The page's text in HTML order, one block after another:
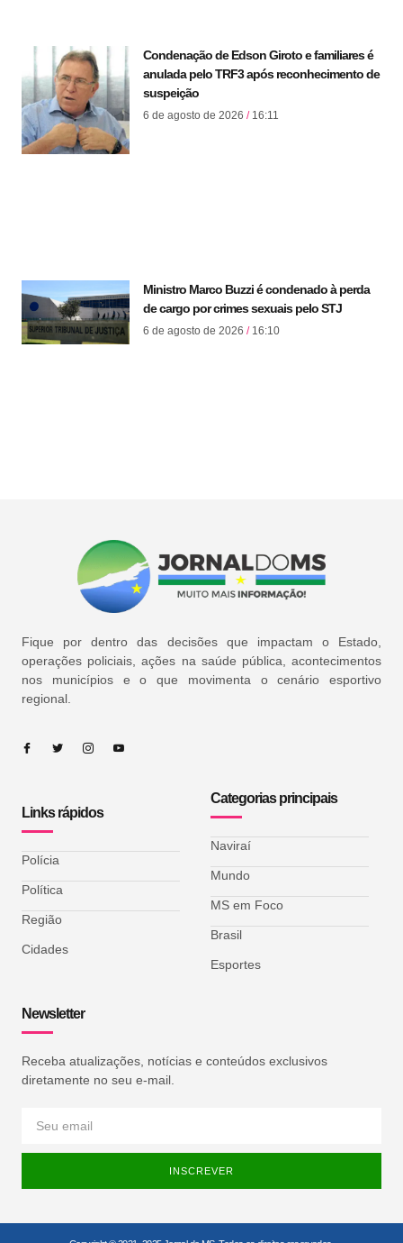
Condenação de Edson Giroto e familiares é
anulada pelo TRF3 após reconhecimento de
suspeição
6 de agosto de 2026 16:11
Ministro Marco Buzzi é condenado à perda
de cargo por crimes sexuais pelo STJ
6 de agosto de 2026 16:10
Fique por dentro das decisões que impactam o Estado,
operações policiais, ações na saúde pública, acontecimentos
nos municípios e o que movimenta o cenário esportivo
regional.
Links rápidos
Polícia
Política
Região
Cidades
Categorias principais
Naviraí
Mundo
MS em Foco
Brasil
Esportes
Newsletter
Receba atualizações, notícias e conteúdos exclusivos
diretamente no seu e-mail.
INSCREVER